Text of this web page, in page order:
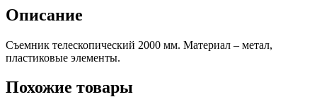
Описание
Съемник телескопический 2000 мм. Материал – метал,
пластиковые элементы.
Похожие товары